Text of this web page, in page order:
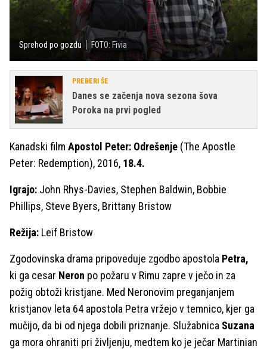
Sprehod po gozdu FOTO: Fivia
PREBERI ŠE
Danes se začenja nova sezona šova
Poroka na prvi pogled
Kanadski film Apostol Peter: Odrešenje (The Apostle
Peter: Redemption), 2016, 18.4.
Igrajo: John Rhys-Davies, Stephen Baldwin, Bobbie
Phillips, Steve Byers, Brittany Bristow
Režija: Leif Bristow
Zgodovinska drama pripoveduje zgodbo apostola Petra,
ki ga cesar Neron po požaru v Rimu zapre v ječo in za
požig obtoži kristjane. Med Neronovim preganjanjem
kristjanov leta 64 apostola Petra vržejo v temnico, kjer ga
mučijo, da bi od njega dobili priznanje. Služabnica Suzana
ga mora ohraniti pri življenju, medtem ko je ječar Martinian